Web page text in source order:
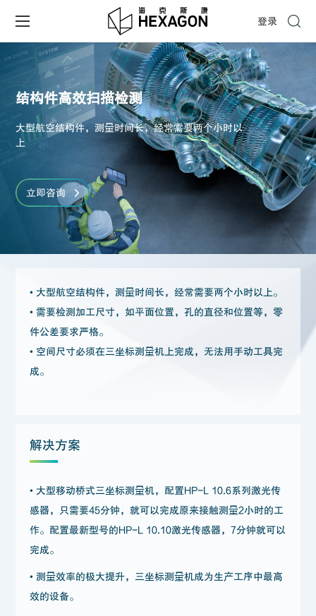
登录
结构件高效扫描检测
大型航空结构件，测量时间长，经常需要两个小时以
上
立即咨询
• 大型航空结构件，测量时间长，经常需要两个小时以上。
• 需要检测加工尺寸，如平面位置，孔的直径和位置等，零
件公差要求严格。
• 空间尺寸必须在三坐标测量机上完成，无法用手动工具完
成。
解决方案
• 大型移动桥式三坐标测量机，配置HP-L 10.6系列激光传
感器，只需要45分钟，就可以完成原来接触测量2小时的工
作。配置最新型号的HP-L 10.10激光传感器，7分钟就可以
完成。
• 测量效率的极大提升，三坐标测量机成为生产工序中最高
效的设备。